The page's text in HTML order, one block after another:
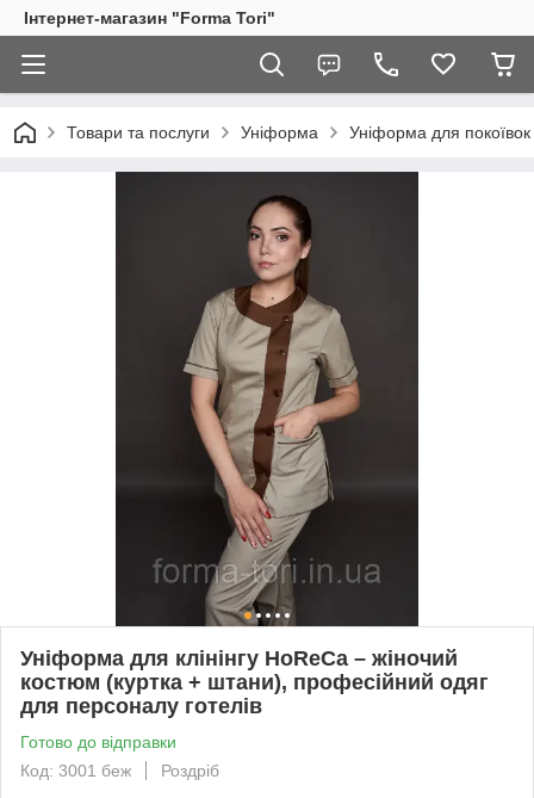
Інтернет-магазин "Forma Tori"
Товари та послуги Уніформа Уніформа для покоївок
Уніформа для клінінгу HoReCa – жіночий
костюм (куртка + штани), професійний одяг
для персоналу готелів
Готово до відправки
Код: 3001 беж
Роздріб